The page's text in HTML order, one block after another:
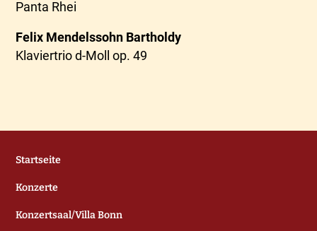
Panta Rhei
Felix Mendelssohn Bartholdy
Klaviertrio d-Moll op. 49
Startseite
Konzerte
Konzertsaal/Villa Bonn